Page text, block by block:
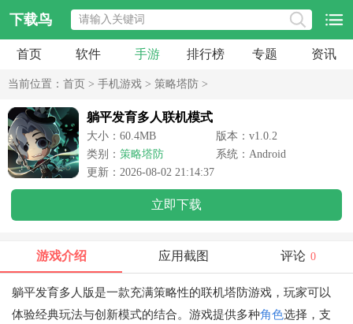
下载鸟
首页 软件 手游 排行榜 专题 资讯
当前位置： 首页 > 手机游戏 > 策略塔防 >
躺平发育多人联机模式
大小：60.4MB
版本：v1.0.2
类别： 策略塔防
系统：Android
更新：2026-08-02 21:14:37
立即下载
游戏介绍 应用截图 评论 0
躺平发育多人版是一款充满策略性的联机塔防游戏，玩家可以
体验经典玩法与创新模式的结合。游戏提供多种角色选择，支